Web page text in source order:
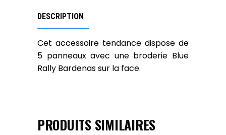
DESCRIPTION
Cet accessoire tendance dispose de
5 panneaux avec une broderie Blue
Rally Bardenassur la face.
PRODUITS SIMILAIRES